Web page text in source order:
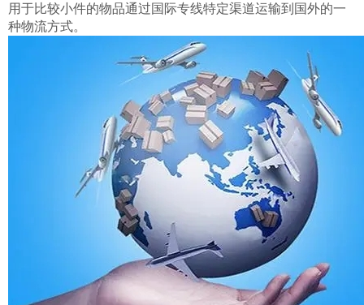
用于比较小件的物品通过国际专线特定渠道运输到国外的一
种物流方式。